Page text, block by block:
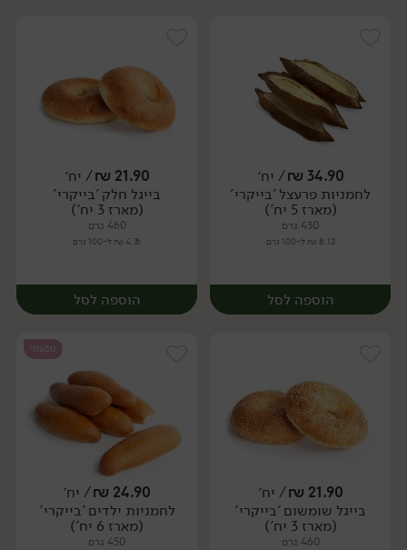
יח׳ יח׳
34.90
₪/ יח׳
לחמניות פרעצל 'בייקרי'
(מארז 5 יח')
430 גרם
8.12 ₪ ל-100 גרם
הוספה לסל
יח׳
21.90
₪/ יח׳
בייגל חלק 'בייקרי'
(מארז 3 יח')
460 גרם
4.76 ₪ ל-100 גרם
הוספה לסל
יח׳
21.90
₪/ יח׳
בייגל שומשום 'בייקרי'
(מארז 3 יח')
460 גרם
טבעוני
24.90
₪/ יח׳
לחמניות ילדים 'בייקרי'
(מארז 6 יח')
450 גרם